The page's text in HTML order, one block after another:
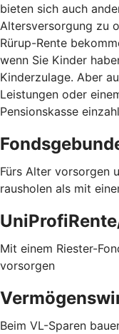
bieten sich auch
Altersversorgung zu
Rürup-Rente
wenn Sie Kinder
Kinderzulage. Aber
Leistungen oder
Pensionskasse
Fürs Alter vorsorgen
rausholen als mit
Mit einem Riester-
vorsorgen
Beim VL-Sparen